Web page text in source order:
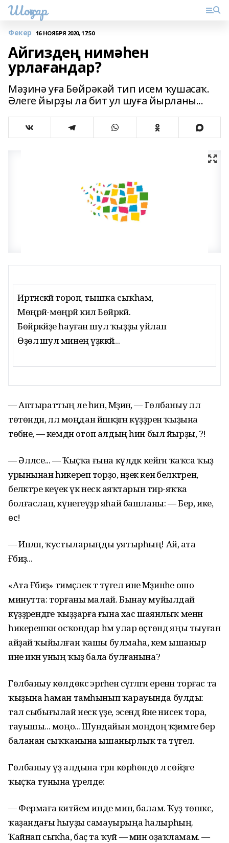
Шоңҡар
Фекер 16 НОЯБРЯ 2020, 17:50
Айгиздең нимәһен
урлағандар?
Мәҙинә уға Бөйрәкәй тип исем ҡушасаҡ.
Әлеге йырҙы ла бит ул шуға йырланы...
Иртәнсәкәй тороп, тышҡа сыҡһам,
Мөңрәй-мөңрәй килә Бөйрәкәй.
Бөйрәкәйҙе һауған шул ҡыҙҙы уйлап
Өҙөлә шул минең үҙәккәй...
— Аптыраттың әле һин, Мәҙинә, — Гөлбаныу әллә
төтөндән, әллә моңдан йәшкәҙәгән күҙҙәрен ҡыҙына
төбәне, — кемдән отоп алдың һин был йырҙы, ә?!
— Әлләсе... — Ҡыҫҡа ғына күлдәк кейгән ҡаҡса ҡыҙ
урынынан һикереп торҙо, нәҙек кенә беләктәрен,
беләктәре кеүек үк нескә аяҡтарын тирә-яҡҡа
болғаслап, күнегеүҙәр яһай башланы: — Бер, ике,
өс!
— Ипләп, ҡустыларыңды уятырһың! Ай, ата
Ғәбиҙә...
«Ата Ғәбиҙә» тимәҫлек тә түгел ине Мәҙинәһе ошо
минутта: торғаны малай. Бынау муйылдай
күҙҙәрендәге ҡыҙҙарға ғына хас шаянлыҡ менән
һикерешкән осҡондар һәм улар өҫтөндә яңы тыуған
айҙай ҡыйылған ҡашы булмаһа, кем ышаныр
ине икән уның ҡыҙ бала булғанына?
Гөлбаныу көлдөксә эргәһенә сүгәләгән еренән торғас та
ҡыҙына һаман тамһынып ҡарауында булды:
тал сыбығылай нескә үҙе, эсендә йәне нисек тора, ә
тауышы... моңо... Шундайын моңдоң ҡәҙимге бер
баланан сыҡҡанына ышанырлыҡ та түгел.
Гөлбаныу үҙ алдына тәрән көрһөндө лә сөйҙәге
ҡыҫҡа тунына үрелде:
— Фермаға китәйем инде мин, балам. Ҡуҙ төшкәс,
ҡаҙандағы һыуҙы самауырыңа һалырһың.
Ҡайнап сыҡһа, баҫ та ҡуй — мин оҙаҡламам. —